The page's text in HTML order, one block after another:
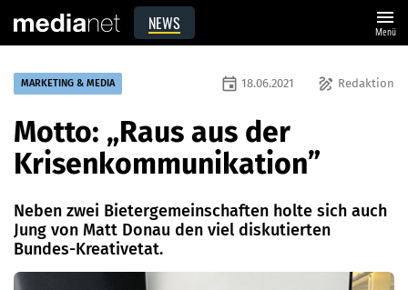
NEWS menu
Menü
MARKETING & MEDIA draw Redaktion
event 18.06.2021
Motto: „Raus aus der
Krisenkommunikation”
Neben zwei Bietergemeinschaften holte sich auch
Jung von Matt Donau den viel diskutierten
Bundes-Kreativetat.